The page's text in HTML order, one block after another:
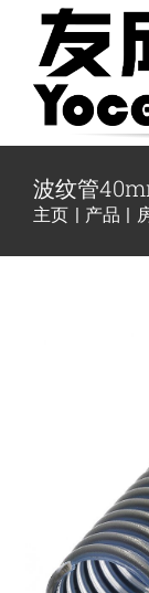
Fiat Ducato零
波纹管
主页 产品